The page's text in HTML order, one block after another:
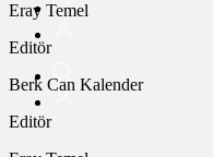
Eray Temel
Editör
Berk Can Kalender
Editör